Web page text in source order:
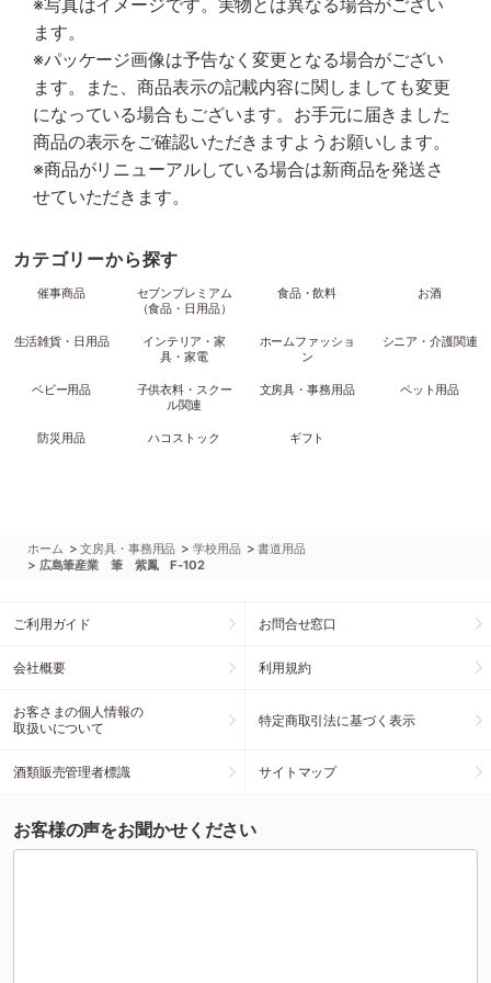
※写真はイメージです。実物とは異なる場合がござい
ます。
※パッケージ画像は予告なく変更となる場合がござい
ます。また、商品表示の記載内容に関しましても変更
になっている場合もございます。お手元に届きました
商品の表示をご確認いただきますようお願いします。
※商品がリニューアルしている場合は新商品を発送さ
せていただきます。
カテゴリーから探す
催事商品
セブンプレミアム
（食品・日用品）
食品・飲料 お酒
生活雑貨・日用品
インテリア・家
具・家電
ホームファッショ
ン
シニア・介護関連
ベビー用品
子供衣料・スクー
ル関連
文房具・事務用品 ペット用品
防災用品 ハコストック ギフト
ホーム >文房具・事務用品 >学校用品 >書道用品
> 広島筆産業 筆 紫鳳 F-102
ご利用ガイド お問合せ窓口
会社概要 利用規約
お客さまの個人情報の
取扱いについて
特定商取引法に基づく表示
酒類販売管理者標識 サイトマップ
お客様の声をお聞かせください